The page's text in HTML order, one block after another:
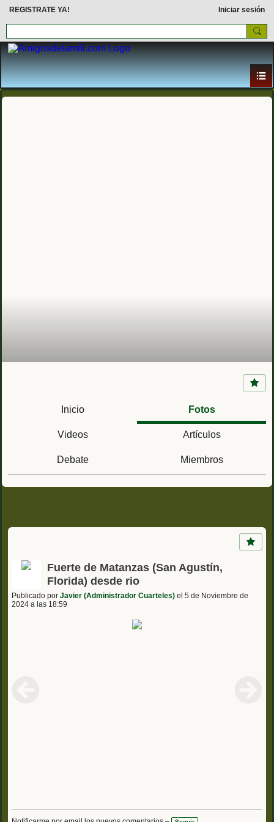
REGISTRATE YA! Iniciar sesión
Inicio Fotos
Videos Artículos
Debate Miembros
Fuerte de Matanzas (San Agustín,
Florida) desde rio
Publicado por Javier (Administrador Cuarteles) el 5 de Noviembre de
2024 a las 18:59